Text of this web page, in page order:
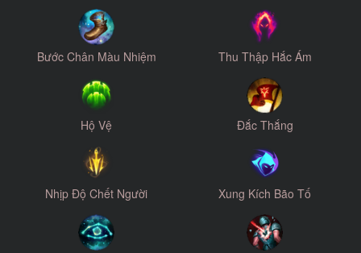
Bước Chân Màu Nhiệm Thu Thập Hắc Ám
Hộ Vệ Đắc Thắng
Nhịp Độ Chết Người Xung Kích Bão Tố